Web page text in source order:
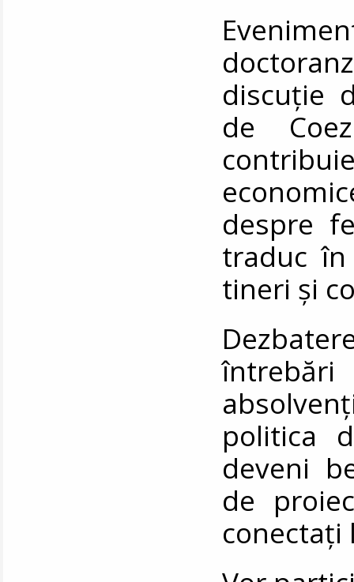
discuție
de
despre
traduc
tineri și
întrebări
politica
deveni
de
conectați